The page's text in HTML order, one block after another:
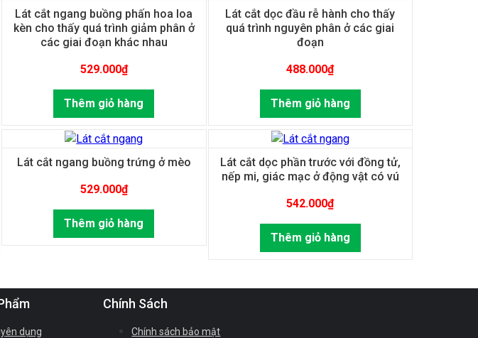
Lát cắt ngang buồng phấn hoa loa
kèn cho thấy quá trình giảm phân ở
các giai đoạn khác nhau
529.000₫
Thêm giỏ hàng
Lát cắt dọc đầu rễ hành cho thấy
quá trình nguyên phân ở các giai
đoạn
488.000₫
Thêm giỏ hàng
Lát cắt ngang buồng trứng ở mèo
529.000₫
Thêm giỏ hàng
Lát cắt dọc phần trước với đồng tử,
nếp mi, giác mạc ở động vật có vú
542.000₫
Thêm giỏ hàng
dụng
Chính Sách
Chính sách bảo mật